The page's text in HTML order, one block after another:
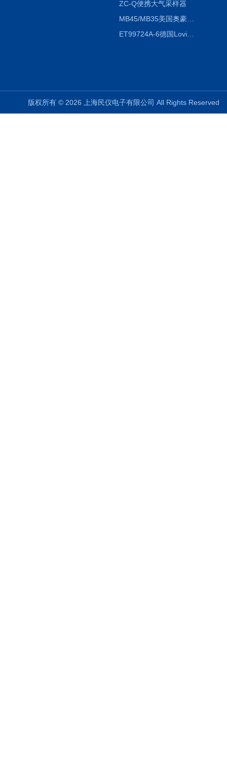
ZC-Q便携大气采样器
MB45/MB35美国奥豪斯OHAUS MB45/MB35卤素红外水分测定仪
ET99724A-6德国Lovibond ET99724A-6微电脑BOD测定仪
版权所有 © 2026 上海民仪电子有限公司 All Rights